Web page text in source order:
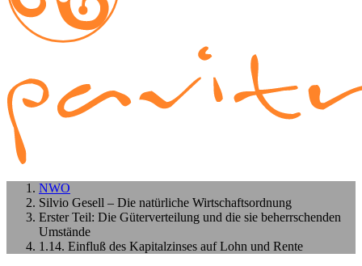
NWO
Silvio Gesell – Die natürliche Wirtschaftsordnung
Erster Teil: Die Güterverteilung und die sie beherrschenden
Umstände
1.14. Einfluß des Kapitalzinses auf Lohn und Rente